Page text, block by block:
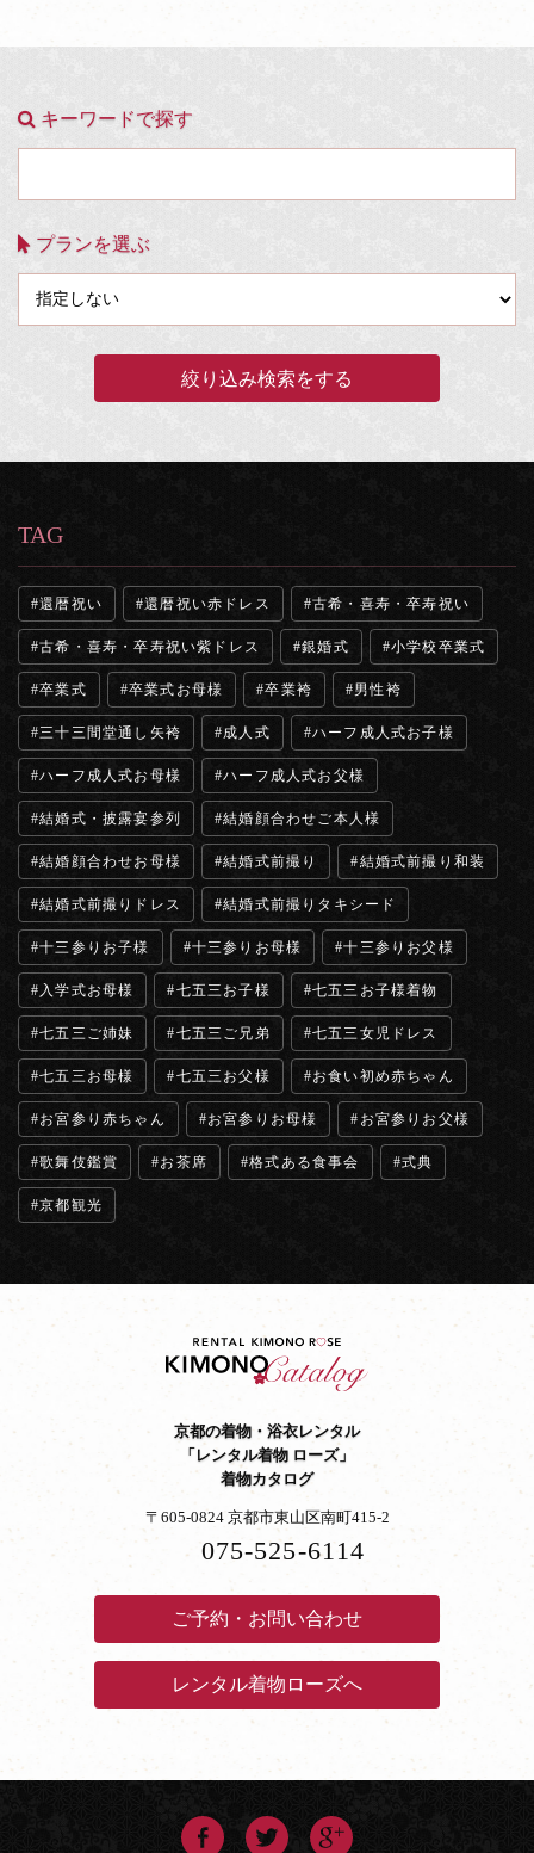
キーワードで探す
プランを選ぶ
TAG
還暦祝い 還暦祝い赤ドレス 古希・喜寿・卒寿祝い
古希・喜寿・卒寿祝い紫ドレス 銀婚式 小学校卒業式
卒業式 卒業式お母様 卒業袴 男性袴
三十三間堂通し矢袴 成人式 ハーフ成人式お子様
ハーフ成人式お母様 ハーフ成人式お父様
結婚式・披露宴参列 結婚顔合わせご本人様
結婚顔合わせお母様 結婚式前撮り 結婚式前撮り和装
結婚式前撮りドレス 結婚式前撮りタキシード
十三参りお子様 十三参りお母様 十三参りお父様
入学式お母様 七五三お子様 七五三お子様着物
七五三ご姉妹 七五三ご兄弟 七五三女児ドレス
七五三お母様 七五三お父様 お食い初め赤ちゃん
お宮参り赤ちゃん お宮参りお母様 お宮参りお父様
歌舞伎鑑賞 お茶席 格式ある食事会 式典
京都観光
京都の着物・浴衣レンタル
「レンタル着物 ローズ」
着物カタログ
〒605-0824 京都市東山区南町415-2
075-525-6114
ご予約・お問い合わせ
レンタル着物ローズへ